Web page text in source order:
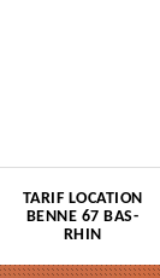
TARIF LOCATION
BENNE 67 BAS-
RHIN